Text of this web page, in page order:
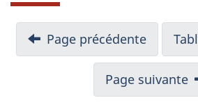
N
v
Page précédente
Page suivante